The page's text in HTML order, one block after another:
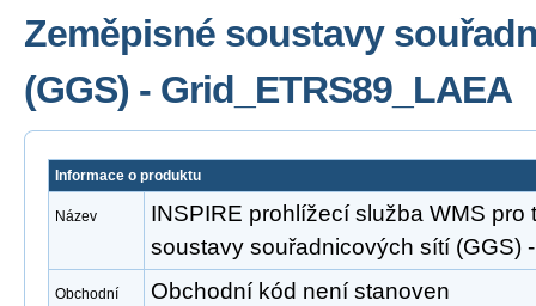
Zeměpisné soustavy
(GGS) - Grid_ETRS89_LAEA
Informace o produktu
Název
INSPIRE prohlížecí služba WMS pro
soustavy souřadnicových sítí (GGS)
Obchodní
Obchodní kód není stanoven